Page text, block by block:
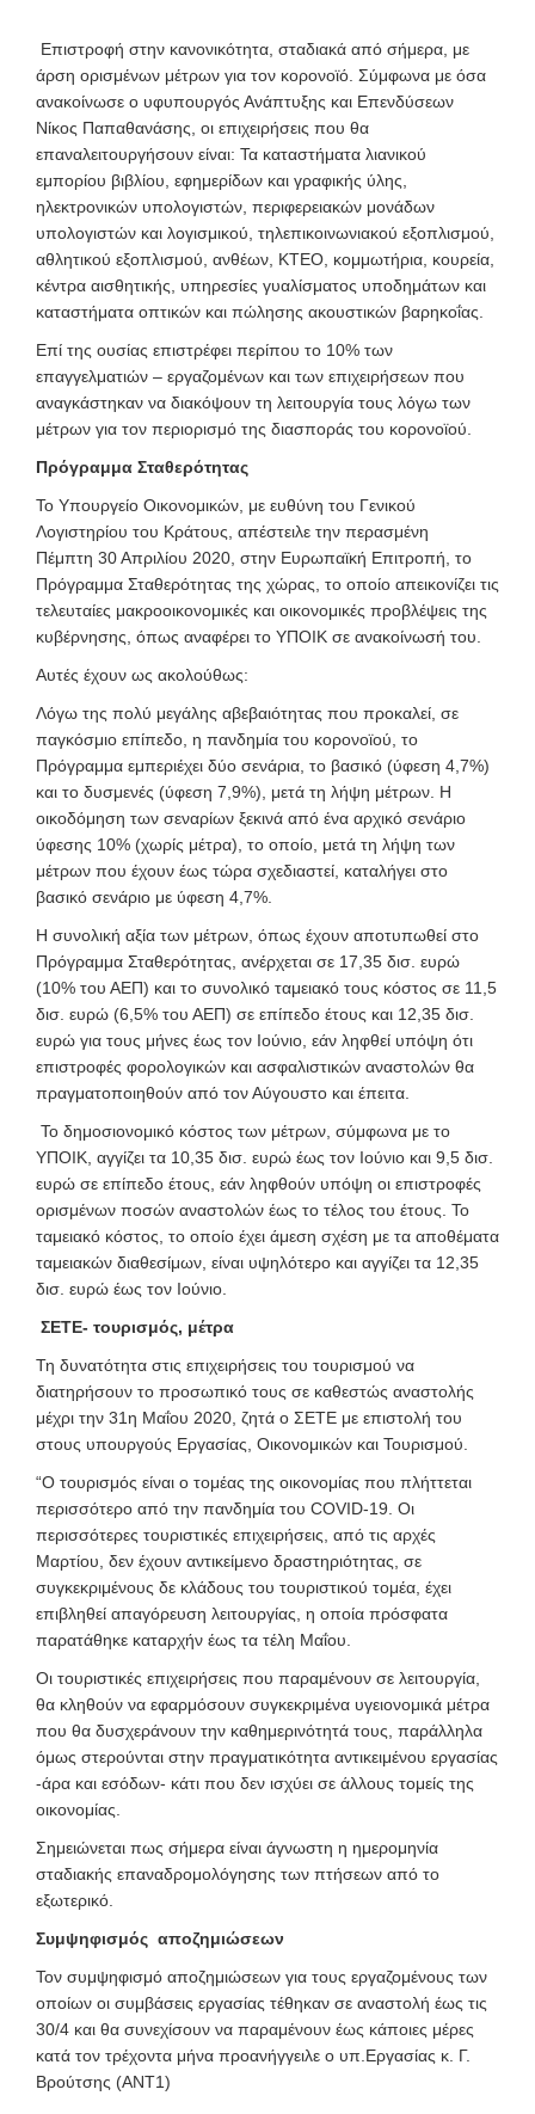
Επιστροφή στην κανονικότητα, σταδιακά από σήμερα, με
άρση ορισμένων μέτρων για τον κορονοϊό. Σύμφωνα με όσα
ανακοίνωσε ο υφυπουργός Ανάπτυξης και Επενδύσεων
Νίκος Παπαθανάσης, οι επιχειρήσεις που θα
επαναλειτουργήσουν είναι: Τα καταστήματα λιανικού
εμπορίου βιβλίου, εφημερίδων και γραφικής ύλης,
ηλεκτρονικών υπολογιστών, περιφερειακών μονάδων
υπολογιστών και λογισμικού, τηλεπικοινωνιακού εξοπλισμού,
αθλητικού εξοπλισμού, ανθέων, ΚΤΕΟ, κομμωτήρια, κουρεία,
κέντρα αισθητικής, υπηρεσίες γυαλίσματος υποδημάτων και
καταστήματα οπτικών και πώλησης ακουστικών βαρηκοΐας.
Επί της ουσίας επιστρέφει περίπου το 10% των
επαγγελματιών – εργαζομένων και των επιχειρήσεων που
αναγκάστηκαν να διακόψουν τη λειτουργία τους λόγω των
μέτρων για τον περιορισμό της διασποράς του κορονοϊού.
Πρόγραμμα Σταθερότητας
Το Υπουργείο Οικονομικών, με ευθύνη του Γενικού
Λογιστηρίου του Κράτους, απέστειλε την περασμένη
Πέμπτη 30 Απριλίου 2020, στην Ευρωπαϊκή Επιτροπή, το
Πρόγραμμα Σταθερότητας της χώρας, το οποίο απεικονίζει τις
τελευταίες μακροοικονομικές και οικονομικές προβλέψεις της
κυβέρνησης, όπως αναφέρει το ΥΠΟΙΚ σε ανακοίνωσή του.
Αυτές έχουν ως ακολούθως:
Λόγω της πολύ μεγάλης αβεβαιότητας που προκαλεί, σε
παγκόσμιο επίπεδο, η πανδημία του κορονοϊού, το
Πρόγραμμα εμπεριέχει δύο σενάρια, το βασικό (ύφεση 4,7%)
και το δυσμενές (ύφεση 7,9%), μετά τη λήψη μέτρων. Η
οικοδόμηση των σεναρίων ξεκινά από ένα αρχικό σενάριο
ύφεσης 10% (χωρίς μέτρα), το οποίο, μετά τη λήψη των
μέτρων που έχουν έως τώρα σχεδιαστεί, καταλήγει στο
βασικό σενάριο με ύφεση 4,7%.
Η συνολική αξία των μέτρων, όπως έχουν αποτυπωθεί στο
Πρόγραμμα Σταθερότητας, ανέρχεται σε 17,35 δισ. ευρώ
(10% του ΑΕΠ) και το συνολικό ταμειακό τους κόστος σε 11,5
δισ. ευρώ (6,5% του ΑΕΠ) σε επίπεδο έτους και 12,35 δισ.
ευρώ για τους μήνες έως τον Ιούνιο, εάν ληφθεί υπόψη ότι
επιστροφές φορολογικών και ασφαλιστικών αναστολών θα
πραγματοποιηθούν από τον Αύγουστο και έπειτα.
Το δημοσιονομικό κόστος των μέτρων, σύμφωνα με το
ΥΠΟΙΚ, αγγίζει τα 10,35 δισ. ευρώ έως τον Ιούνιο και 9,5 δισ.
ευρώ σε επίπεδο έτους, εάν ληφθούν υπόψη οι επιστροφές
ορισμένων ποσών αναστολών έως το τέλος του έτους. Το
ταμειακό κόστος, το οποίο έχει άμεση σχέση με τα αποθέματα
ταμειακών διαθεσίμων, είναι υψηλότερο και αγγίζει τα 12,35
δισ. ευρώ έως τον Ιούνιο.
ΣΕΤΕ- τουρισμός, μέτρα
Τη δυνατότητα στις επιχειρήσεις του τουρισμού να
διατηρήσουν το προσωπικό τους σε καθεστώς αναστολής
μέχρι την 31η Μαΐου 2020, ζητά ο ΣΕΤΕ με επιστολή του
στους υπουργούς Εργασίας, Οικονομικών και Τουρισμού.
“Ο τουρισμός είναι ο τομέας της οικονομίας που πλήττεται
περισσότερο από την πανδημία του COVID-19. Οι
περισσότερες τουριστικές επιχειρήσεις, από τις αρχές
Μαρτίου, δεν έχουν αντικείμενο δραστηριότητας, σε
συγκεκριμένους δε κλάδους του τουριστικού τομέα, έχει
επιβληθεί απαγόρευση λειτουργίας, η οποία πρόσφατα
παρατάθηκε καταρχήν έως τα τέλη Μαΐου.
Οι τουριστικές επιχειρήσεις που παραμένουν σε λειτουργία,
θα κληθούν να εφαρμόσουν συγκεκριμένα υγειονομικά μέτρα
που θα δυσχεράνουν την καθημερινότητά τους, παράλληλα
όμως στερούνται στην πραγματικότητα αντικειμένου εργασίας
-άρα και εσόδων- κάτι που δεν ισχύει σε άλλους τομείς της
οικονομίας.
Σημειώνεται πως σήμερα είναι άγνωστη η ημερομηνία
σταδιακής επαναδρομολόγησης των πτήσεων από το
εξωτερικό.
Συμψηφισμός αποζημιώσεων
Τον συμψηφισμό αποζημιώσεων για τους εργαζομένους των
οποίων οι συμβάσεις εργασίας τέθηκαν σε αναστολή έως τις
30/4 και θα συνεχίσουν να παραμένουν έως κάποιες μέρες
κατά τον τρέχοντα μήνα προανήγγειλε ο υπ.Εργασίας κ. Γ.
Βρούτσης (ΑΝΤ1)